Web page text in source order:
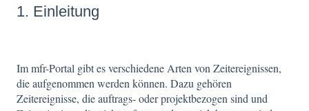
1. Einleitung
Im mfr-Portal gibt es verschiedene Arten von Zeitereignissen,
die aufgenommen werden können. Dazu gehören
Zeitereignisse, die auftrags- oder projektbezogen sind und